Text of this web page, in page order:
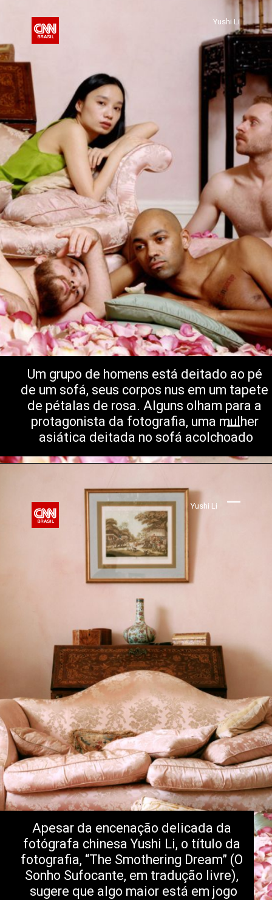
Um grupo de homens está deitado ao pé
de um sofá, seus corpos nus em um tapete
de pétalas de rosa. Alguns olham para a
protagonista da fotografia, uma mulher
asiática deitada no sofá acolchoado
Yushi Li
Apesar da encenação delicada da
fotógrafa chinesa Yushi Li, o título da
fotografia, “The Smothering Dream” (O
Sonho Sufocante, em tradução livre),
sugere que algo maior está em jogo
Yushi Li